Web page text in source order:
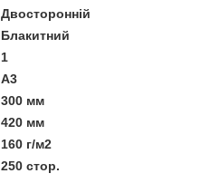
Двосторонній
Блакитний
1
A3
300 мм
420 мм
160 г/м2
250 стор.